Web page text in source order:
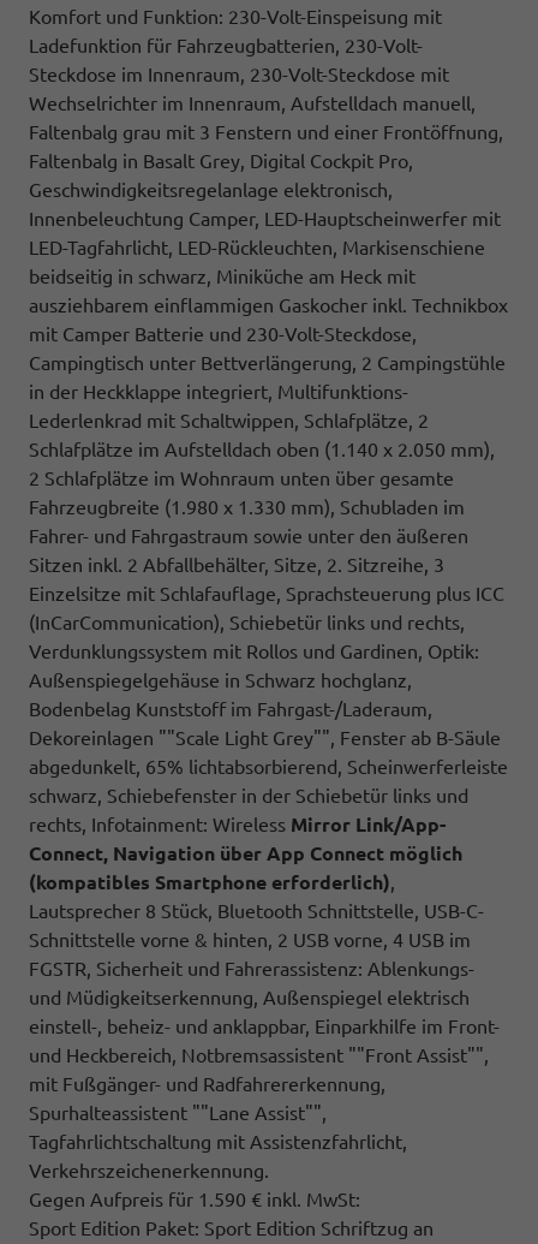
Komfort und Funktion: 230-Volt-Einspeisung mit
Ladefunktion für Fahrzeugbatterien, 230-Volt-
Steckdose im Innenraum, 230-Volt-Steckdose mit
Wechselrichter im Innenraum, Aufstelldach manuell,
Faltenbalg grau mit 3 Fenstern und einer Frontöffnung,
Faltenbalg in Basalt Grey, Digital Cockpit Pro,
Geschwindigkeitsregelanlage elektronisch,
Innenbeleuchtung Camper, LED-Hauptscheinwerfer mit
LED-Tagfahrlicht, LED-Rückleuchten, Markisenschiene
beidseitig in schwarz, Miniküche am Heck mit
ausziehbarem einflammigen Gaskocher inkl. Technikbox
mit Camper Batterie und 230-Volt-Steckdose,
Campingtisch unter Bettverlängerung, 2 Campingstühle
in der Heckklappe integriert, Multifunktions-
Lederlenkrad mit Schaltwippen, Schlafplätze, 2
Schlafplätze im Aufstelldach oben (1.140 x 2.050 mm),
2 Schlafplätze im Wohnraum unten über gesamte
Fahrzeugbreite (1.980 x 1.330 mm), Schubladen im
Fahrer- und Fahrgastraum sowie unter den äußeren
Sitzen inkl. 2 Abfallbehälter, Sitze, 2. Sitzreihe, 3
Einzelsitze mit Schlafauflage, Sprachsteuerung plus ICC
(InCarCommunication), Schiebetür links und rechts,
Verdunklungssystem mit Rollos und Gardinen, Optik:
Außenspiegelgehäuse in Schwarz hochglanz,
Bodenbelag Kunststoff im Fahrgast-/Laderaum,
Dekoreinlagen ""Scale Light Grey"", Fenster ab B-Säule
abgedunkelt, 65% lichtabsorbierend, Scheinwerferleiste
schwarz, Schiebefenster in der Schiebetür links und
rechts, Infotainment: Wireless Mirror Link/App-
Connect, Navigation über App Connect möglich
(kompatibles Smartphone erforderlich),
Lautsprecher 8 Stück, Bluetooth Schnittstelle, USB-C-
Schnittstelle vorne & hinten, 2 USB vorne, 4 USB im
FGSTR, Sicherheit und Fahrerassistenz: Ablenkungs-
und Müdigkeitserkennung, Außenspiegel elektrisch
einstell-, beheiz- und anklappbar, Einparkhilfe im Front-
und Heckbereich, Notbremsassistent ""Front Assist"",
mit Fußgänger- und Radfahrererkennung,
Spurhalteassistent ""Lane Assist"",
Tagfahrlichtschaltung mit Assistenzfahrlicht,
Verkehrszeichenerkennung.
Gegen Aufpreis für 1.590 € inkl. MwSt:
Sport Edition Paket: Sport Edition Schriftzug an